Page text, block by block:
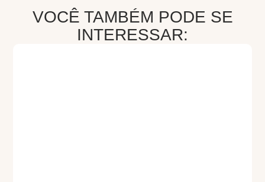
VOCÊ TAMBÉM PODE SE
INTERESSAR: